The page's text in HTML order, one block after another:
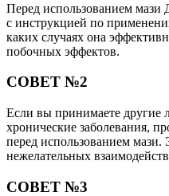
Перед использованием мази
с инструкцией по
каких случаях она
побочных эффектов.
СОВЕТ №2
Если вы принимаете другие
хронические заболевания,
перед использованием
нежелательных
СОВЕТ №3